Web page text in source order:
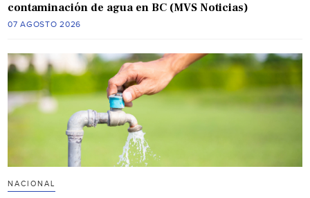
contaminación de agua en BC (MVS Noticias)
07 AGOSTO 2026
NACIONAL